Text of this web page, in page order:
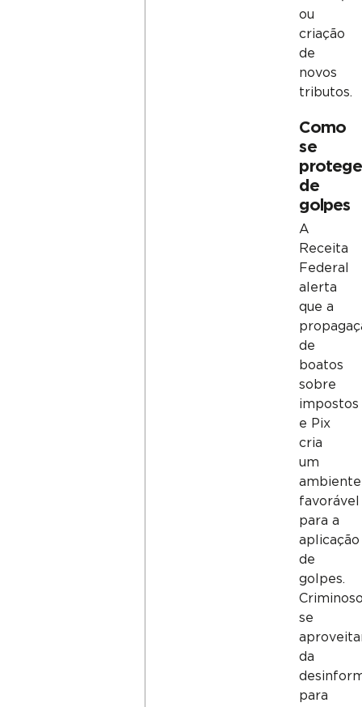
ou
criação
de
novos
tributos.
Como
se
de
golpes
A
Receita
Federal
alerta
que a
de
boatos
sobre
impostos
e Pix
cria
um
ambiente
favorável
para a
aplicação
de
golpes.
se
da
para